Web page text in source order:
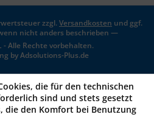
zzgl.Versandkosten und ggf.
nicht anders beschrieben —
- Alle Rechte vorbehalten.
byAdsolutions-Plus.de
die für den technischen
sind und stets gesetzt
die den Komfort bei Benutzung